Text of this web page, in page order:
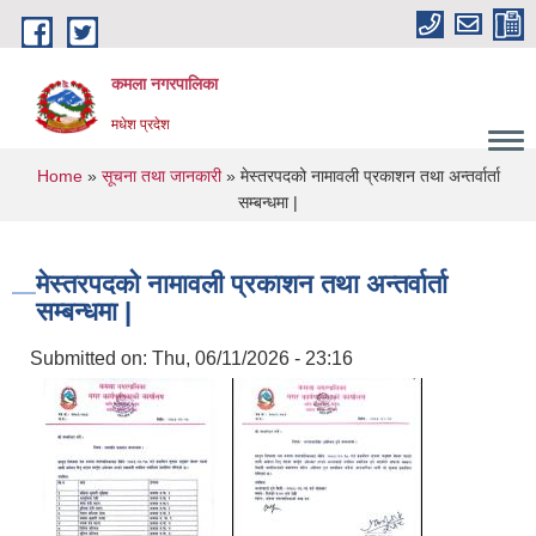
Skip to main content
कमला नगरपालिका
मधेश प्रदेश
You are here
Home» सूचना तथा जानकारी» मेस्तरपदको नामावली प्रकाशन तथा अन्तर्वार्ता
सम्बन्धमा |
मेस्तरपदको नामावली प्रकाशन तथा अन्तर्वार्ता
सम्बन्धमा |
Submitted on: Thu, 06/11/2026 - 23:16